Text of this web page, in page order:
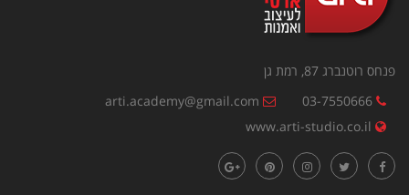
פנחס רוטנברג 87, רמת גן
03-7550666
arti.academy@gmail.com
www.arti-studio.co.il